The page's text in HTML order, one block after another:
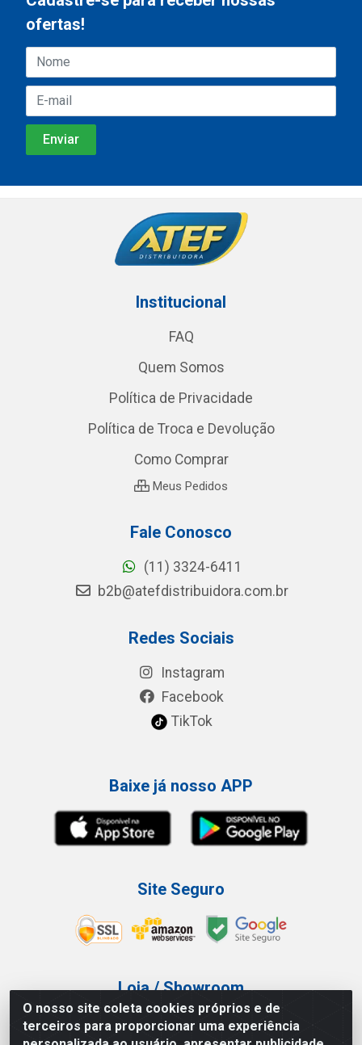
O nosso site coleta cookies próprios e de
terceiros para proporcionar uma experiência
ofertas!
Institucional
FAQ
Quem Somos
Política de Privacidade
Política de Troca e Devolução
Como Comprar
Meus Pedidos
Fale Conosco
(11) 3324-6411
b2b@atefdistribuidora.com.br
Redes Sociais
Instagram
Facebook
TikTok
Baixe já nosso APP
Site Seguro
Loja / Showroom
Tel.: (11) 3227-0546
Av Vautier, 587/597 - Pari - São Paulo/SP